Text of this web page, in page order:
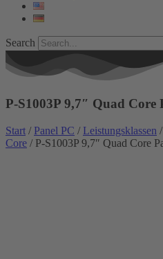
Search
P-S1003P 9,7″ Quad Core
Start / Panel PC / Leistungsklassen /
Core / P-S1003P 9,7″ Quad Core